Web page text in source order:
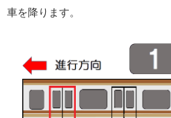
車を降ります。